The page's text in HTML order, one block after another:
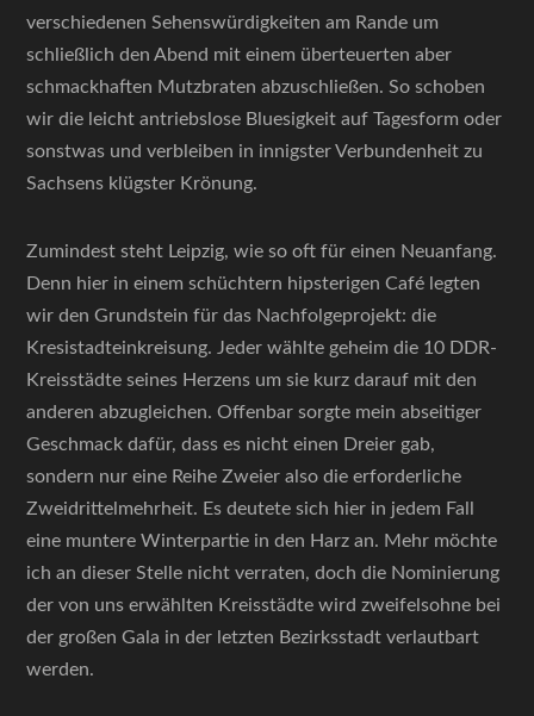
verschiedenen Sehenswürdigkeiten am Rande um
schließlich den Abend mit einem überteuerten aber
schmackhaften Mutzbraten abzuschließen. So schoben
wir die leicht antriebslose Bluesigkeit auf Tagesform oder
sonstwas und verbleiben in innigster Verbundenheit zu
Sachsens klügster Krönung.
Zumindest steht Leipzig, wie so oft für einen Neuanfang.
Denn hier in einem schüchtern hipsterigen Café legten
wir den Grundstein für das Nachfolgeprojekt: die
Kresistadteinkreisung. Jeder wählte geheim die 10 DDR-
Kreisstädte seines Herzens um sie kurz darauf mit den
anderen abzugleichen. Offenbar sorgte mein abseitiger
Geschmack dafür, dass es nicht einen Dreier gab,
sondern nur eine Reihe Zweier also die erforderliche
Zweidrittelmehrheit. Es deutete sich hier in jedem Fall
eine muntere Winterpartie in den Harz an. Mehr möchte
ich an dieser Stelle nicht verraten, doch die Nominierung
der von uns erwählten Kreisstädte wird zweifelsohne bei
der großen Gala in der letzten Bezirksstadt verlautbart
werden.